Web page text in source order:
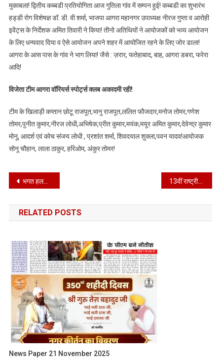
बने
कबड्डी
चैंपियन
मुकाबला! द्वितीय कब्बडी प्रतियोगिता आज गुतिला गांव में सम्पन हुई! कब्बडी का शुभारंभ
हड्डी रोग विशेषज्ञ डॉ. डी. वी शर्मा, भाजपा आगरा महानगर उपाध्यक्ष नीरज गुप्ता व आरोही
इवेंट्स के निर्देशक अमित तिवारी ने किया! तीनो अतिथियों ने आयोजकों को भव्य आयोजन
के लिए धन्यवाद दिया व ऐसे आयोजन अपने शहर में आयोजित रहने के लिए जोर डाला!
आगरा के आस पास के गांव ने भाग लिया! जैसे : ज़रार, फतेहाबाद, बाह, आगरा डबरा, फरेरा
आदि!
विजेता टीम आगरा वॉरियर्स स्पोर्ट्स क्लब अकादमी रही!
टीम के खिलाड़ी कप्तान छोटू राजपूत,भानु राजपूत,ललित फौजदार,मनोज तोमर,गणेश
तोमर,पुनीत कुमार,नीरज लोधी,अभिषेक,प्रीत कुमार,मयंक,मयूर अमित कुमार,देवेन्द्र कुमार
मोनू, आदर्श एवं कोच संजय लोधी , प्रशांत शर्मा, शिवदयाल शुक्ला,पवन यादव!आयोजक
सोनू चौहान, लाला ठाकुर, हरिओम, अंकुर तोमर!
Post
navigation
भगत हलवाई के यहां एफएसडीए का छापा, खराब मिठाई की वीडियो हुई थी वाइरल, सैंपल लिए 13वीं राष्ट्रीय पैरा एथेलेटिक्स जूनियर/सबजूनियर चैम्पियन-2024 में पदक जीतने पर भारती अग्रवाल को किया सम्मानित
RELATED POSTS
News Paper 21 November 2025